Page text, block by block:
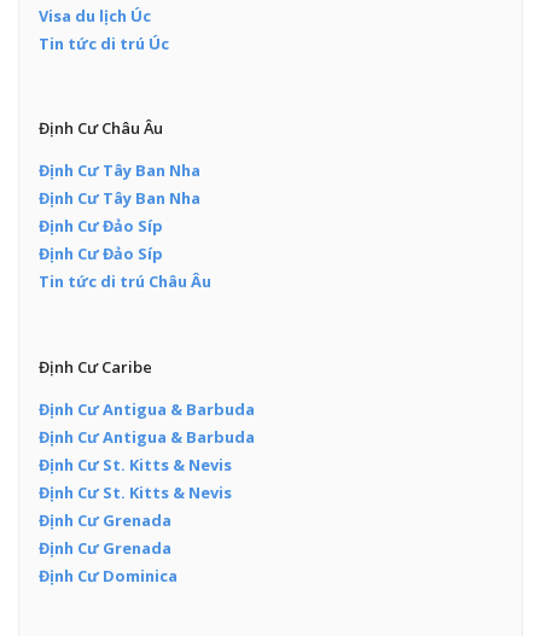
Visa du lịch Úc
Tin tức di trú Úc
Định Cư Châu Âu
Định Cư Tây Ban Nha
Định Cư Tây Ban Nha
Định Cư Đảo Síp
Định Cư Đảo Síp
Tin tức di trú Châu Âu
Định Cư Caribe
Định Cư Antigua & Barbuda
Định Cư Antigua & Barbuda
Định Cư St. Kitts & Nevis
Định Cư St. Kitts & Nevis
Định Cư Grenada
Định Cư Grenada
Định Cư Dominica